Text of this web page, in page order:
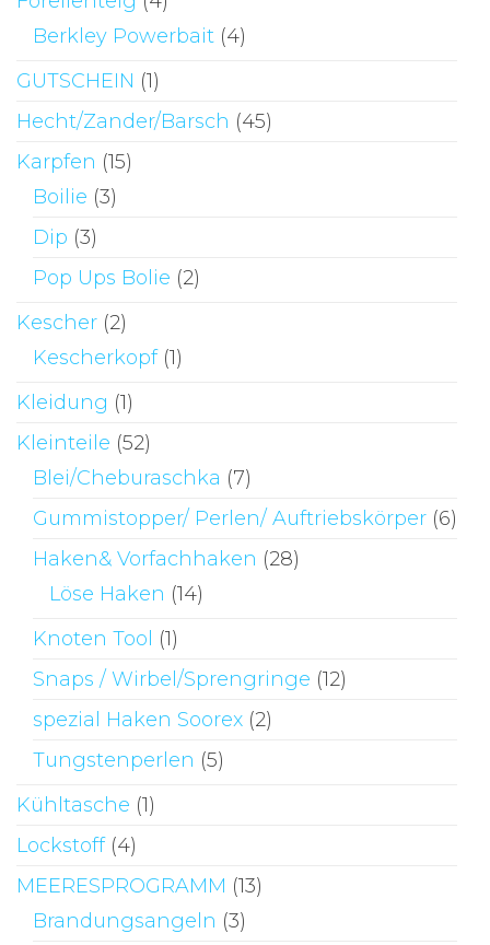
Berkley Powerbait (4)
GUTSCHEIN (1)
Hecht/Zander/Barsch (45)
Karpfen (15)
Boilie (3)
Dip (3)
Pop Ups Bolie (2)
Kescher (2)
Kescherkopf (1)
Kleidung (1)
Kleinteile (52)
Blei/Cheburaschka (7)
Gummistopper/ Perlen/ Auftriebskörper (6)
Haken& Vorfachhaken (28)
Löse Haken (14)
Knoten Tool (1)
Snaps / Wirbel/Sprengringe (12)
spezial Haken Soorex (2)
Tungstenperlen (5)
Kühltasche (1)
Lockstoff (4)
MEERESPROGRAMM (13)
Brandungsangeln (3)